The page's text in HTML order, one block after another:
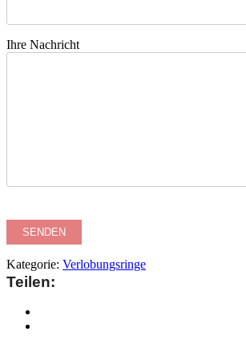
Ihre Nachricht
Kategorie: Verlobungsringe
Teilen: